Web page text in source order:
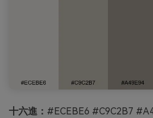
十六進： #ECEBE6 #C9C2B7